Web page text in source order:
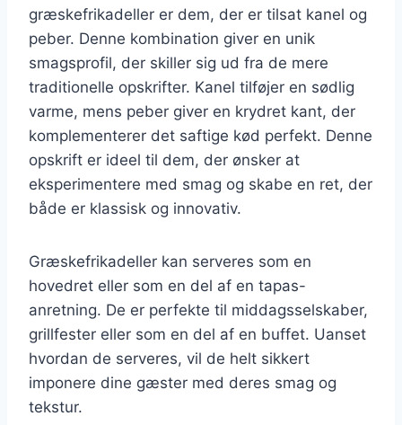
græskefrikadeller er dem, der er tilsat kanel og
peber. Denne kombination giver en unik
smagsprofil, der skiller sig ud fra de mere
traditionelle opskrifter. Kanel tilføjer en sødlig
varme, mens peber giver en krydret kant, der
komplementerer det saftige kød perfekt. Denne
opskrift er ideel til dem, der ønsker at
eksperimentere med smag og skabe en ret, der
både er klassisk og innovativ.
Græskefrikadeller kan serveres som en
hovedret eller som en del af en tapas-
anretning. De er perfekte til middagsselskaber,
grillfester eller som en del af en buffet. Uanset
hvordan de serveres, vil de helt sikkert
imponere dine gæster med deres smag og
tekstur.